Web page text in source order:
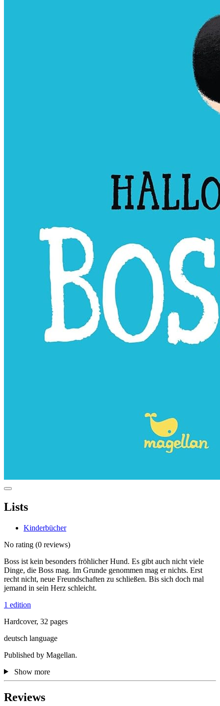
Lists
Kinderbücher
No rating (0 reviews)
Boss ist kein besonders fröhlicher Hund. Es gibt auch nicht viele
Dinge, die Boss mag. Im Grunde genommen mag er nichts. Erst
recht nicht, neue Freundschaften zu schließen. Bis sich doch mal
jemand in sein Herz schleicht.
1 edition
Hardcover, 32 pages
deutsch language
Published by Magellan.
Show more
Reviews